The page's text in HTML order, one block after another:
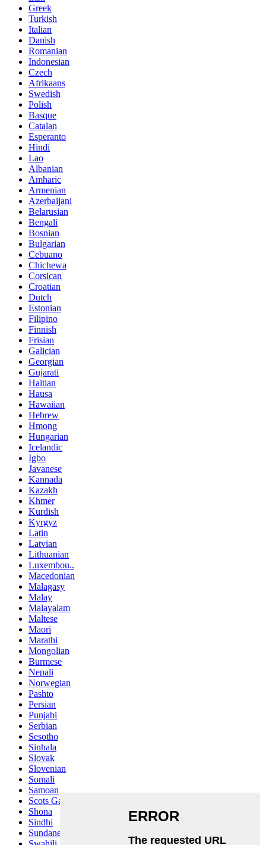
Greek
Turkish
Italian
Danish
Romanian
Indonesian
Czech
Afrikaans
Swedish
Polish
Basque
Catalan
Esperanto
Hindi
Lao
Albanian
Amharic
Armenian
Azerbaijani
Belarusian
Bengali
Bosnian
Bulgarian
Cebuano
Chichewa
Corsican
Croatian
Dutch
Estonian
Filipino
Finnish
Frisian
Galician
Georgian
Gujarati
Haitian
Hausa
Hawaiian
Hebrew
Hmong
Hungarian
Icelandic
Igbo
Javanese
Kannada
Kazakh
Khmer
Kurdish
Kyrgyz
Latin
Latvian
Lithuanian
Luxembou..
Macedonian
Malagasy
Malay
Malayalam
Maltese
Maori
Marathi
Mongolian
Burmese
Nepali
Norwegian
Pashto
Persian
Punjabi
Serbian
Sesotho
Sinhala
Slovak
Slovenian
Somali
Samoan
Scots Gaelic
Shona
Sindhi
Sundanese